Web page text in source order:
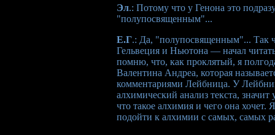
Эл.: Потому что у Генона это
"полупосвященным"...
Е.Г.: Да, "полупосвященным"... Так
Гельвеция и Ньютона — начал
помню, что, как проклятый, я
Валентина Андреа, которая
комментариями Лейбница. У
алхимический анализ текста,
что такое алхимия и чего она хочет.
подойти к алхимии с самых, самых